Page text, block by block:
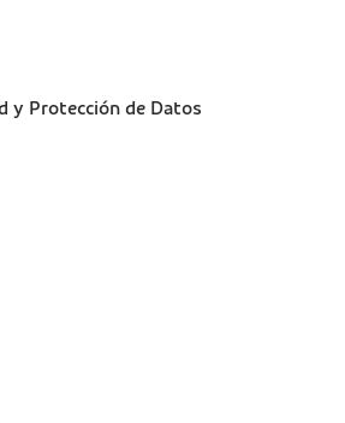
y Protección de Datos